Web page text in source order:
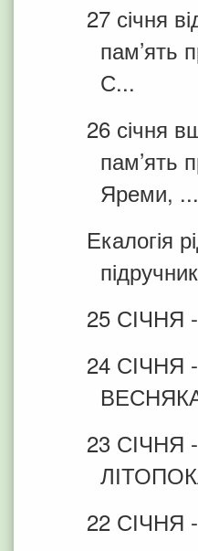
27 січня
пам’ять
С...
26 січня
пам’ять
Яреми, ...
Екалогія
25
24 СІЧНЯ
23 СІЧНЯ
22